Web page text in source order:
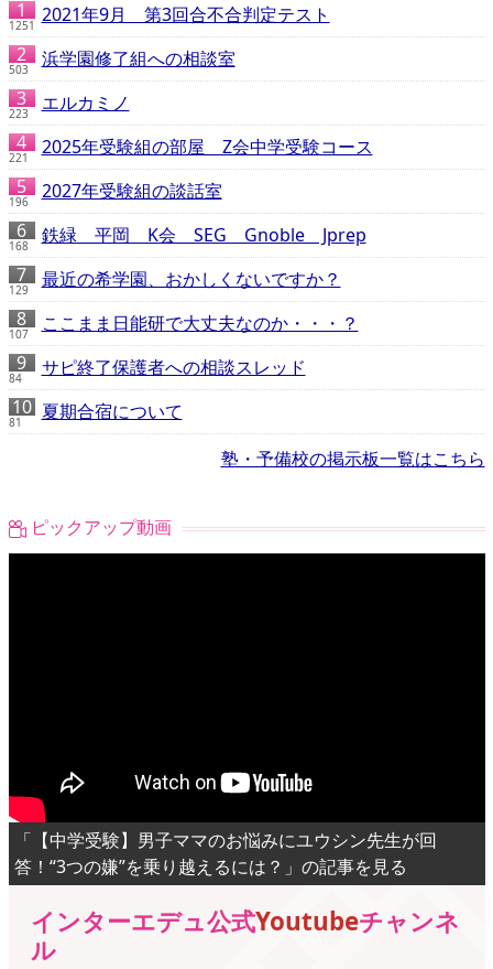
1251 2021年9月 第3回合不合判定テスト
503 浜学園修了組への相談室
223 エルカミノ
221 2025年受験組の部屋 Z会中学受験コース
196 2027年受験組の談話室
168 鉄緑 平岡 K会 SEG Gnoble Jprep
129 最近の希学園、おかしくないですか？
107 ここまま日能研で大丈夫なのか・・・？
84 サピ終了保護者への相談スレッド
81
夏期合宿について
塾・予備校の掲示板一覧はこちら
ピックアップ動画
「【中学受験】男子ママのお悩みにユウシン先生が回
答！“3つの嫌”を乗り越えるには？」の記事を見る
インターエデュ公式Youtubeチャンネ
ル